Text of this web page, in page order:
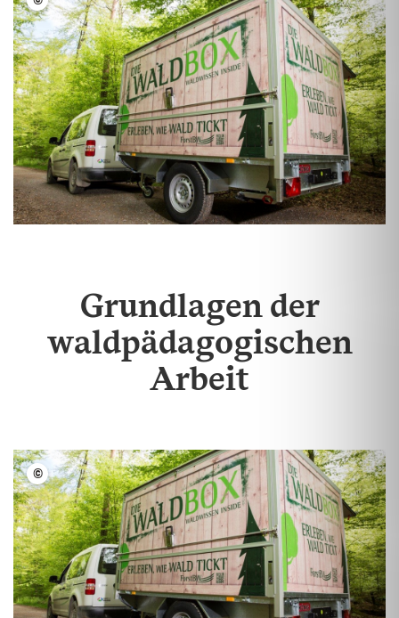
Grundlagen der
waldpädagogischen
Arbeit
© LFV BW